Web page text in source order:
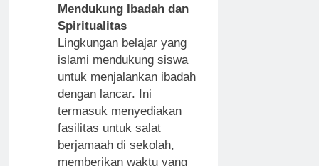
Mendukung Ibadah dan
Spiritualitas
Lingkungan belajar yang
islami mendukung siswa
untuk menjalankan ibadah
dengan lancar. Ini
termasuk menyediakan
fasilitas untuk salat
berjamaah di sekolah,
memberikan waktu yang